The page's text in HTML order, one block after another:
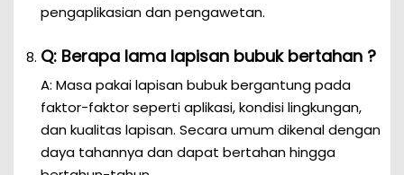
pengaplikasian dan pengawetan.
Q: Berapa lama lapisan bubuk bertahan ?
A: Masa pakai lapisan bubuk bergantung pada
faktor-faktor seperti aplikasi, kondisi lingkungan,
dan kualitas lapisan. Secara umum dikenal dengan
daya tahannya dan dapat bertahan hingga